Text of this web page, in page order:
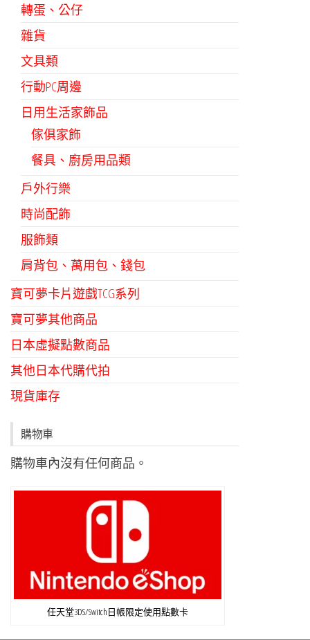
轉蛋、公仔
雜貨
文具類
行動PC周邊
日用生活家飾品
傢俱家飾
餐具、廚房用品類
戶外行樂
時尚配飾
服飾類
肩背包、萬用包、錢包
寶可夢卡片遊戲TCG系列
寶可夢其他商品
日本虛擬點數商品
其他日本代購代拍
現貨庫存
購物車
購物車內沒有任何商品。
任天堂3DS/Switch日帳限定使用點數卡